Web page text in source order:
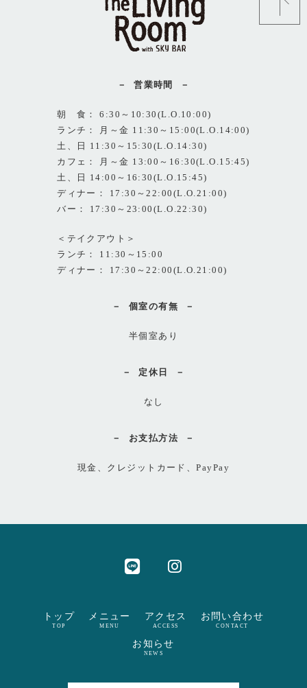
営業時間
朝 食： 6:30～10:30(L.O.10:00)
ランチ： 月～金 11:30～15:00(L.O.14:00)
土、日 11:30～15:30(L.O.14:30)
カフェ： 月～金 13:00～16:30(L.O.15:45)
土、日 14:00～16:30(L.O.15:45)
ディナー： 17:30～22:00(L.O.21:00)
バー： 17:30～23:00(L.O.22:30)
＜テイクアウト＞
ランチ： 11:30～15:00
ディナー： 17:30～22:00(L.O.21:00)
個室の有無
半個室あり
定休日
なし
お支払方法
現金、クレジットカード、PayPay
トップ
TOP
メニュー
MENU
アクセス
ACCESS
お問い合わせ
CONTACT
お知らせ
NEWS